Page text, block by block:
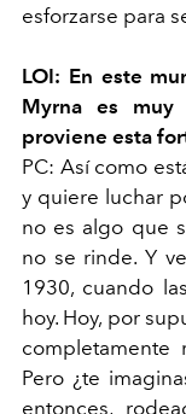
esforzarse para
LOI: En este
Myrna es muy
proviene esta
PC: Así como
y quiere luchar
no es algo que
no se rinde. Y
1930, cuando
hoy. Hoy, por
completamente
Pero ¿te
entonces,